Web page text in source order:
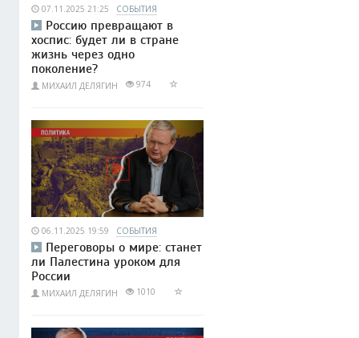
07.11.2025 21:25 СОБЫТИЯ
Россию превращают в
хоспис: будет ли в стране
жизнь через одно
поколение?
МИХАИЛ ДЕЛЯГИН 974
06.11.2025 19:59 СОБЫТИЯ
Переговоры о мире: станет
ли Палестина уроком для
России
МИХАИЛ ДЕЛЯГИН 1010